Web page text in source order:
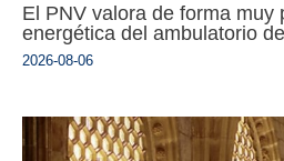
El PNV valora de forma muy
energética del ambulatorio
2026-08-06